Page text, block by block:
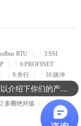
RTU
3:SSI
6:PROFINET
9:并行
10:脉冲
2:多圈绝对值
3:增量
可以介绍下你们的产品么？